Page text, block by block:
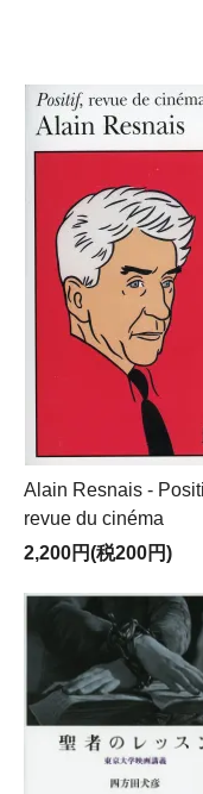
Alain Resnais -
revue du cinéma
2,200円(税200円)